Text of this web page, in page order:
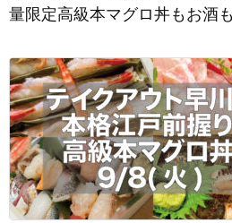
量限定高級本マグロ丼もお酒